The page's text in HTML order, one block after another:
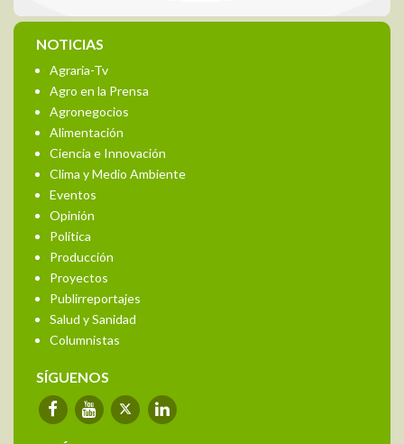
NOTICIAS
Agraria-Tv
Agro en la Prensa
Agronegocios
Alimentación
Ciencia e Innovación
Clima y Medio Ambiente
Eventos
Opinión
Política
Producción
Proyectos
Publirreportajes
Salud y Sanidad
Columnistas
SÍGUENOS